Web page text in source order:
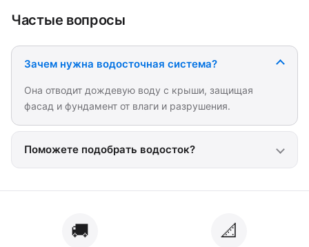
Частые вопросы
Зачем нужна водосточная система?
Она отводит дождевую воду с крыши, защищая
фасад и фундамент от влаги и разрушения.
Поможете подобрать водосток?
🚚 📐